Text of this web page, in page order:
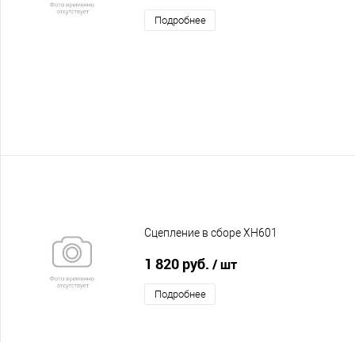
Подробнее
Сцепление в сборе XH601
1 820 руб. / шт
Подробнее